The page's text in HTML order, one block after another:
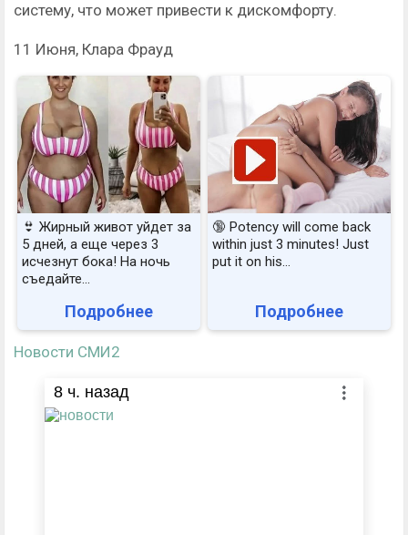
систему, что может привести к дискомфорту.
11 Июня, Клара Фрауд
👙 Жирный живот уйдет за
5 дней, а еще через 3
исчезнут бока! На ночь
съедайте...
Подробнее
🔞 Potency will come back
within just 3 minutes! Just
put it on his…
Подробнее
Новости СМИ2
8 ч. назад